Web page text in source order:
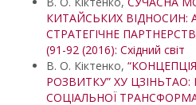
КИТАЙСЬКИХ ВІДНОСИН:
СТРАТЕГІЧНЕ
(91-92 (2016): Східний світ
В. О. Кіктенко,
РОЗВИТКУ” ХУ ЦЗІНЬТАО:
СОЦІАЛЬНОЇ